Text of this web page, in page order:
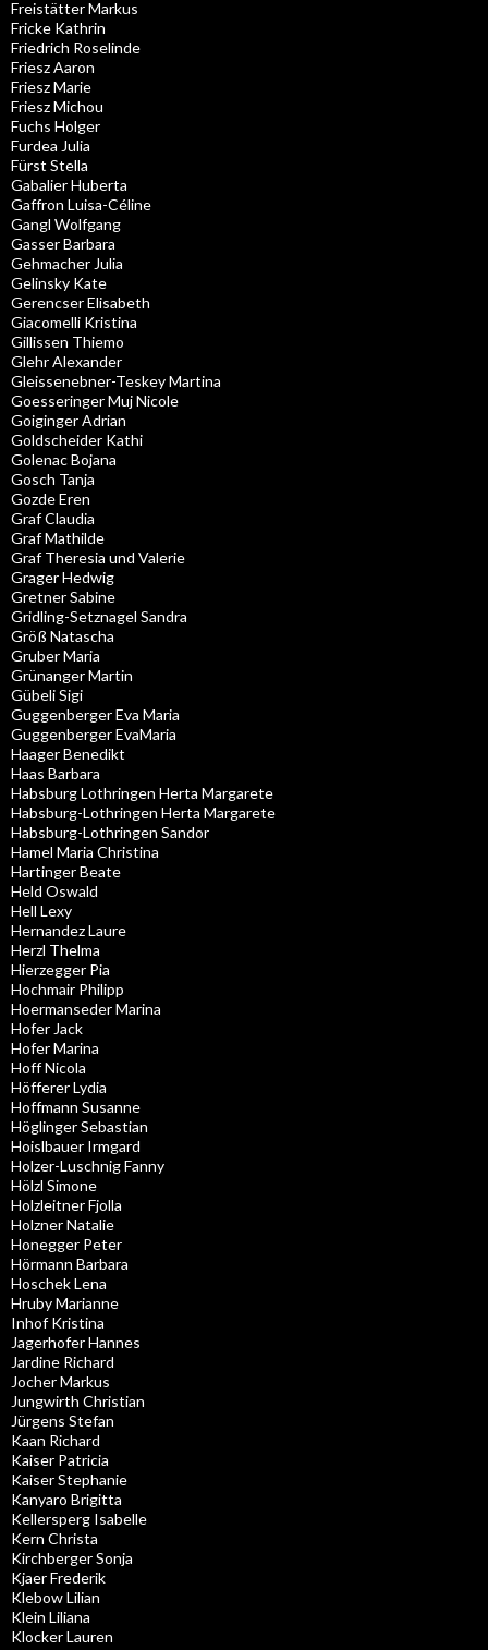
Freistätter Markus
Fricke Kathrin
Friedrich Roselinde
Friesz Aaron
Friesz Marie
Friesz Michou
Fuchs Holger
Furdea Julia
Fürst Stella
Gabalier Huberta
Gaffron Luisa-Céline
Gangl Wolfgang
Gasser Barbara
Gehmacher Julia
Gelinsky Kate
Gerencser Elisabeth
Giacomelli Kristina
Gillissen Thiemo
Glehr Alexander
Gleissenebner-Teskey Martina
Goesseringer Muj Nicole
Goiginger Adrian
Goldscheider Kathi
Golenac Bojana
Gosch Tanja
Gozde Eren
Graf Claudia
Graf Mathilde
Graf Theresia und Valerie
Grager Hedwig
Gretner Sabine
Gridling-Setznagel Sandra
Größ Natascha
Gruber Maria
Grünanger Martin
Gübeli Sigi
Guggenberger Eva Maria
Guggenberger EvaMaria
Haager Benedikt
Haas Barbara
Habsburg Lothringen Herta Margarete
Habsburg-Lothringen Herta Margarete
Habsburg-Lothringen Sandor
Hamel Maria Christina
Hartinger Beate
Held Oswald
Hell Lexy
Hernandez Laure
Herzl Thelma
Hierzegger Pia
Hochmair Philipp
Hoermanseder Marina
Hofer Jack
Hofer Marina
Hoff Nicola
Höfferer Lydia
Hoffmann Susanne
Höglinger Sebastian
Hoislbauer Irmgard
Holzer-Luschnig Fanny
Hölzl Simone
Holzleitner Fjolla
Holzner Natalie
Honegger Peter
Hörmann Barbara
Hoschek Lena
Hruby Marianne
Inhof Kristina
Jagerhofer Hannes
Jardine Richard
Jocher Markus
Jungwirth Christian
Jürgens Stefan
Kaan Richard
Kaiser Patricia
Kaiser Stephanie
Kanyaro Brigitta
Kellersperg Isabelle
Kern Christa
Kirchberger Sonja
Kjaer Frederik
Klebow Lilian
Klein Liliana
Klocker Lauren